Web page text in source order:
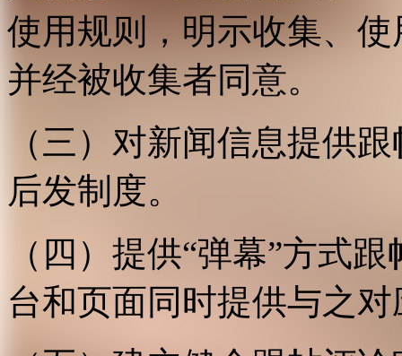
使用规则，明示收集、
并经被收集者同意。
（三）对新闻信息提供
后发制度。
（四）提供“弹幕”方式
台和页面同时提供与之